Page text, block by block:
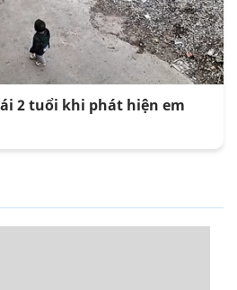
2 tuổi khi phát hiện em